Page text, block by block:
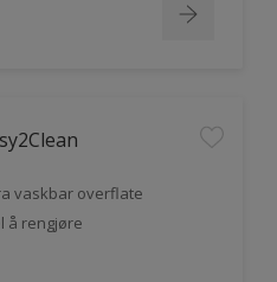
vaskbar overflate
å rengjøre